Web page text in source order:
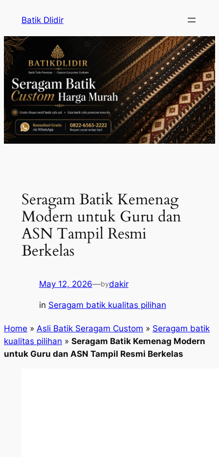
content
Batik Dlidir
Seragam Batik Kemenag
Modern untuk Guru dan
ASN Tampil Resmi
Berkelas
May 12, 2026—bydakir
in Seragam batik kualitas pilihan
Home » Asli Batik Seragam Custom » Seragam batik
kualitas pilihan » Seragam Batik Kemenag Modern
untuk Guru dan ASN Tampil Resmi Berkelas